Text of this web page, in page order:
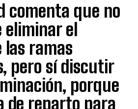
comenta que no
el
las ramas
pero sí discutir
porque
de reparto para